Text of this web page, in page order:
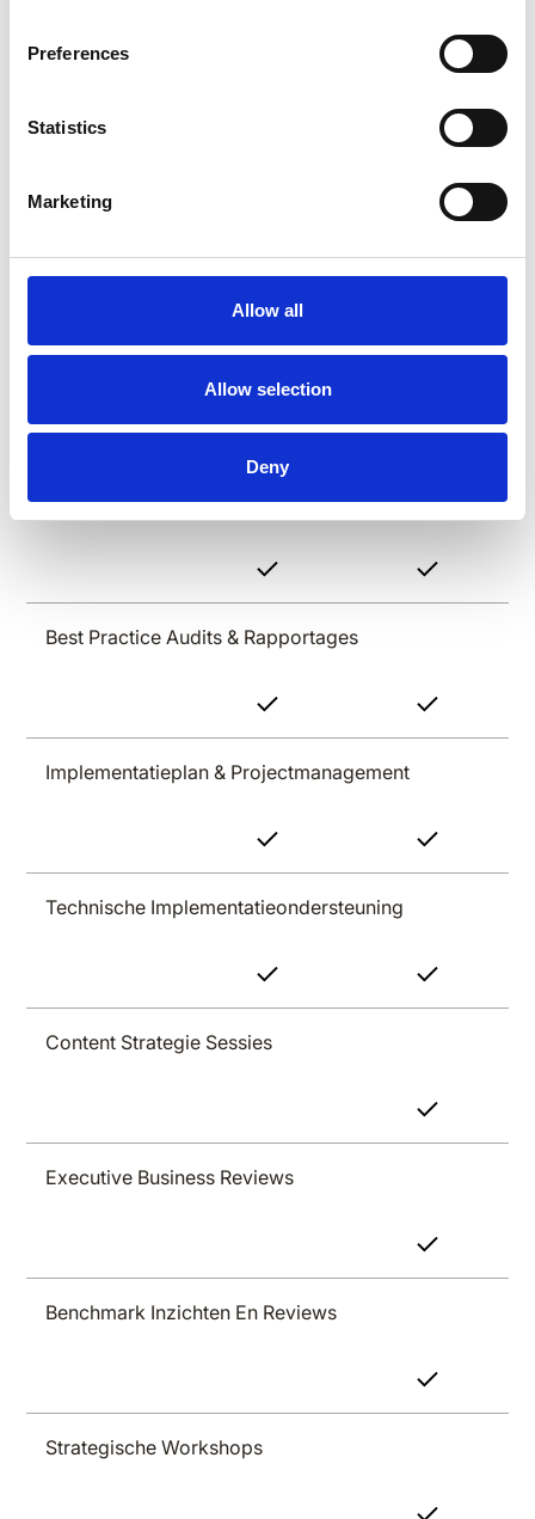
Preferences
Statistics
Marketing
Allow all
Allow selection
Deny
Succesrapportages
Best Practice Audits & Rapportages
Implementatieplan & Projectmanagement
Technische Implementatieondersteuning
Content Strategie Sessies
Executive Business Reviews
Benchmark Inzichten En Reviews
Strategische Workshops